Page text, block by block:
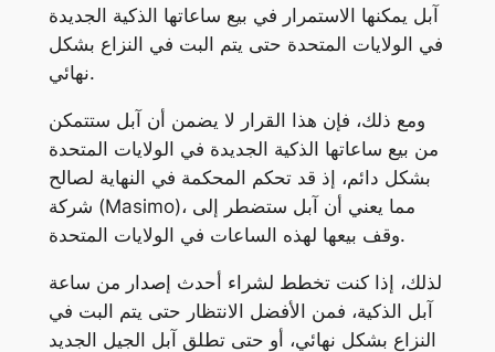
آبل يمكنها الاستمرار في بيع ساعاتها الذكية الجديدة
في الولايات المتحدة حتى يتم البت في النزاع بشكل
نهائي.
ومع ذلك، فإن هذا القرار لا يضمن أن آبل ستتمكن
من بيع ساعاتها الذكية الجديدة في الولايات المتحدة
بشكل دائم، إذ قد تحكم المحكمة في النهاية لصالح
شركة (Masimo)، مما يعني أن آبل ستضطر إلى
وقف بيعها لهذه الساعات في الولايات المتحدة.
لذلك، إذا كنت تخطط لشراء أحدث إصدار من ساعة
آبل الذكية، فمن الأفضل الانتظار حتى يتم البت في
النزاع بشكل نهائي، أو حتى تطلق آبل الجيل الجديد